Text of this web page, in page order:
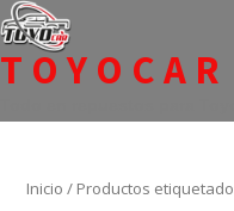
Ir
al
contenido
TOYOCAR
Inicio / Productos